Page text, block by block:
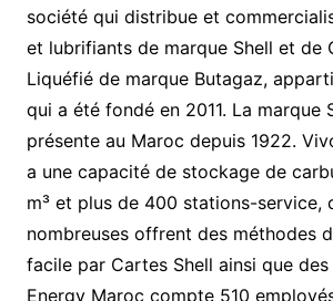
société qui distribue et
et lubrifiants de marque Shell et de
Liquéfié de marque Butagaz,
qui a été fondé en 2011. La marque
présente au Maroc depuis 1922.
a une capacité de stockage de
m³ et plus de 400 stations-service,
nombreuses offrent des méthodes
facile par Cartes Shell ainsi que
Energy Maroc compte 510